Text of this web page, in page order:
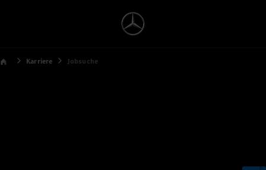
Karriere Jobsuche